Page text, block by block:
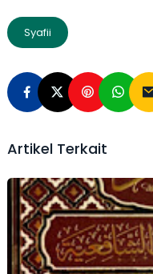
Syafii
Artikel Terkait